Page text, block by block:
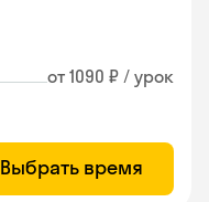
от 1090 ₽ / урок
Выбрать время